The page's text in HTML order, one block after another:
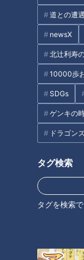
道との遭遇
newsX
北辻利寿
10000歩
SDGs
ゲンキの
ドラゴン
タグ検索
タグを検索
オススメ関連コ
「豆腐ともやしのそ
の作り方【キユー
キング】